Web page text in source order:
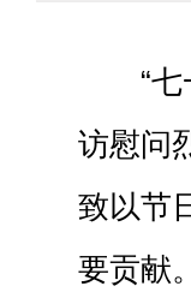
“
访慰问
致以节
要贡献。